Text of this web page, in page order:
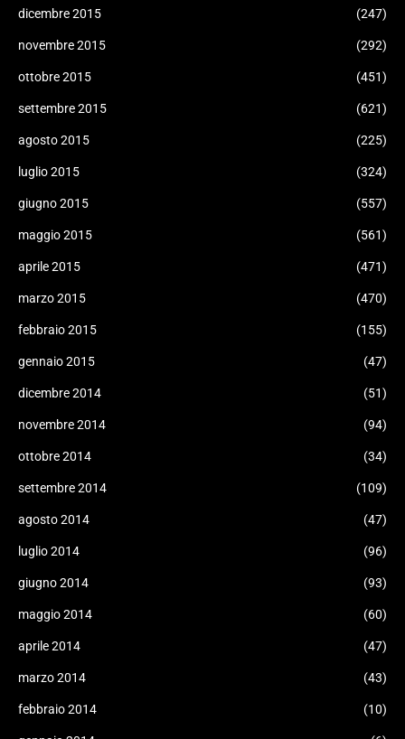
dicembre 2015 (247)
novembre 2015 (292)
ottobre 2015 (451)
settembre 2015 (621)
agosto 2015 (225)
luglio 2015 (324)
giugno 2015 (557)
maggio 2015 (561)
aprile 2015 (471)
marzo 2015 (470)
febbraio 2015 (155)
gennaio 2015 (47)
dicembre 2014 (51)
novembre 2014 (94)
ottobre 2014 (34)
settembre 2014 (109)
agosto 2014 (47)
luglio 2014 (96)
giugno 2014 (93)
maggio 2014 (60)
aprile 2014 (47)
marzo 2014 (43)
febbraio 2014 (10)